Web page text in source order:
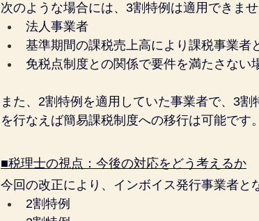
次のような場合には、3割特例は適用できませ
法人事業者
基準期間の課税売上高により課税事業者
免税点制度との関係で要件を満たさない
また、2割特例を適用していた事業者で、3
を行なえば簡易課税制度への移行は可能です。
■税理士の視点：今後の対応をどう考えるか
今回の改正により、インボイス発行事業者と
2割特例